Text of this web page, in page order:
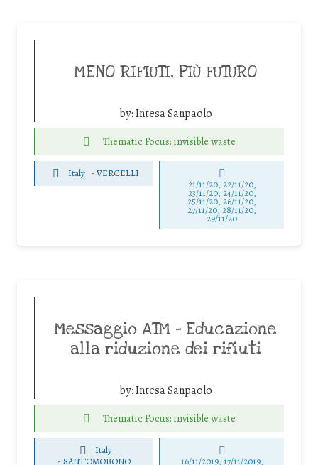
MENO RIFIUTI, PIÙ FUTURO
by:Intesa Sanpaolo
Thematic Focus: invisible waste
Italy -VERCELLI
21/11/20, 22/11/20,
23/11/20, 24/11/20,
25/11/20, 26/11/20,
27/11/20, 28/11/20,
29/11/20
Messaggio ATM – Educazione
alla riduzione dei rifiuti
by:Intesa Sanpaolo
Thematic Focus: invisible waste
Italy
-SANT'OMOBONO 16/11/2019, 17/11/2019,